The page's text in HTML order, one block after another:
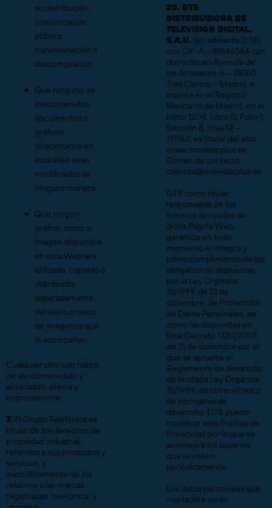
su distribución,
comunicación
pública,
transformación o
descompilación.
Que ninguno de
los contenidos,
documentos o
gráficos
relacionados en
esta Web sean
modificados de
ninguna manera.
Que ningún
gráfico, icono o
imagen disponible
en esta Web sea
utilizado, copiado o
distribuido,
separadamente,
del texto o resto
de imágenes que
lo acompañan.
Cualquier otro uso habrá
de ser comunicado y
autorizado, previa y
expresamente.
7. El Grupo Telefónica es
titular de los derechos de
propiedad industrial
referidos a sus productos y
servicios, y
específicamente de los
relativos a las marcas
registradas ‘telefonica’ y
20. DTS
DISTRIBUIDORA DE
TELEVISIÓN DIGITAL,
S.A.U. (en adelante DTS),
con CIF: A – 81646564 con
domicilio en Avenida de
los Artesanos, 6 – 28760
Tres Cantos – Madrid, e
inscrita en el Registro
Mercantil de Madrid, en el
tomo 12114, Libro 0, Folio 1,
Sección 8, Hoja M –
191163, es titular del sitio
www.movistarplus.es.
Correo de contacto:
clientes@movistarplus.es.
DTS como titular
responsable de los
ficheros derivados de
dicha Página Web,
garantiza en todo
momento el íntegro y
pleno cumplimiento de las
obligaciones dispuestas
por la Ley Orgánica
15/1999, de 13 de
diciembre, de Protección
de Datos Personales, así
como las dispuestas en
Real Decreto 1720/2007,
de 21 de diciembre por el
que se aprueba el
Reglamento de desarrollo
de la citada Ley Orgánica
15/1999, así como el resto
de normativa de
desarrollo. DTS puede
modificar esta Política de
Privacidad por lo que se
aconseja a los usuarios
que la visiten
periódicamente.
Los datos personales que
nos facilite serán